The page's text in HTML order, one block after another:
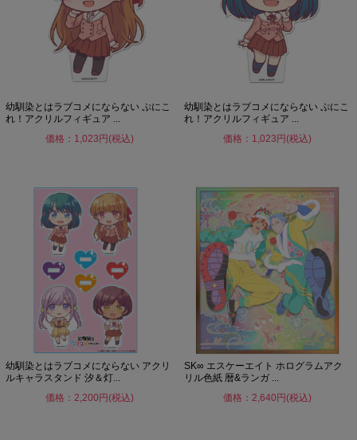
幼馴染とはラブコメにならない ぷにこ
れ！アクリルフィギュア ...
価格：1,023円(税込)
幼馴染とはラブコメにならない ぷにこ
れ！アクリルフィギュア ...
価格：1,023円(税込)
幼馴染とはラブコメにならない アクリ
ルキャラスタンド 汐＆灯...
価格：2,200円(税込)
SK∞ エスケーエイト ホログラムアク
リル色紙 暦&ランガ ...
価格：2,640円(税込)